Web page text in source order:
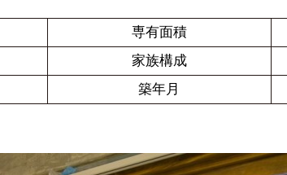
専有面積
家族構成
築年月